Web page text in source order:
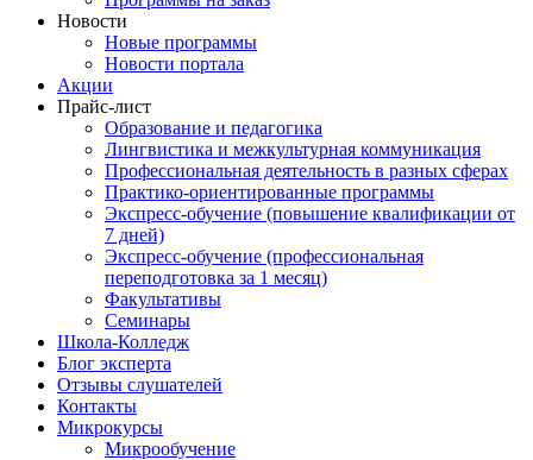
Новости
Новые программы
Новости портала
Акции
Прайс-лист
Образование и педагогика
Лингвистика и межкультурная коммуникация
Профессиональная деятельность в разных сферах
Практико-ориентированные программы
Экспресс-обучение (повышение квалификации от
7 дней)
Экспресс-обучение (профессиональная
переподготовка за 1 месяц)
Факультативы
Семинары
Школа-Колледж
Блог эксперта
Отзывы слушателей
Контакты
Микрокурсы
Микрообучение